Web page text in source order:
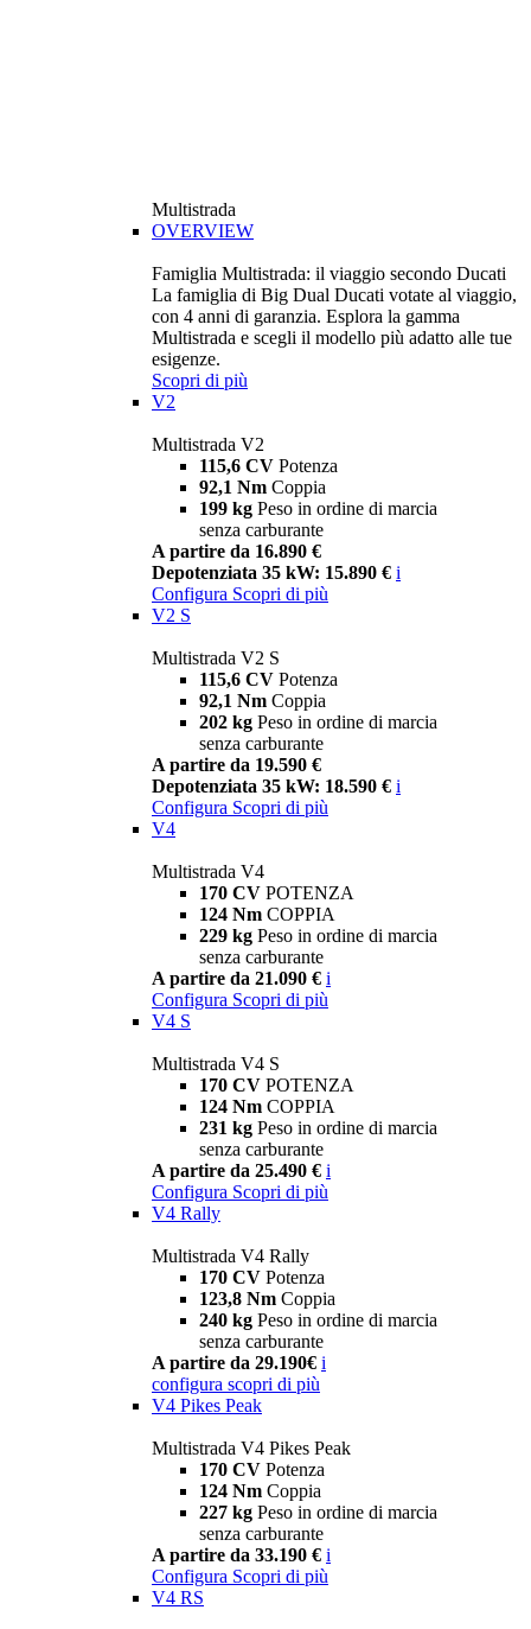
Multistrada
OVERVIEW
Famiglia Multistrada: il viaggio secondo Ducati
La famiglia di Big Dual Ducati votate al viaggio,
con 4 anni di garanzia. Esplora la gamma
Multistrada e scegli il modello più adatto alle tue
esigenze.
Scopri di più
V2
Multistrada V2
115,6 CV Potenza
92,1 Nm Coppia
199 kg Peso in ordine di marcia
senza carburante
A partire da 16.890 €
Depotenziata 35 kW: 15.890 € i
Configura Scopri di più
V2 S
Multistrada V2 S
115,6 CV Potenza
92,1 Nm Coppia
202 kg Peso in ordine di marcia
senza carburante
A partire da 19.590 €
Depotenziata 35 kW: 18.590 € i
Configura Scopri di più
V4
Multistrada V4
170 CV POTENZA
124 Nm COPPIA
229 kg Peso in ordine di marcia
senza carburante
A partire da 21.090 € i
Configura Scopri di più
V4 S
Multistrada V4 S
170 CV POTENZA
124 Nm COPPIA
231 kg Peso in ordine di marcia
senza carburante
A partire da 25.490 € i
Configura Scopri di più
V4 Rally
Multistrada V4 Rally
170 CV Potenza
123,8 Nm Coppia
240 kg Peso in ordine di marcia
senza carburante
A partire da 29.190€ i
configura scopri di più
V4 Pikes Peak
Multistrada V4 Pikes Peak
170 CV Potenza
124 Nm Coppia
227 kg Peso in ordine di marcia
senza carburante
A partire da 33.190 € i
Configura Scopri di più
V4 RS